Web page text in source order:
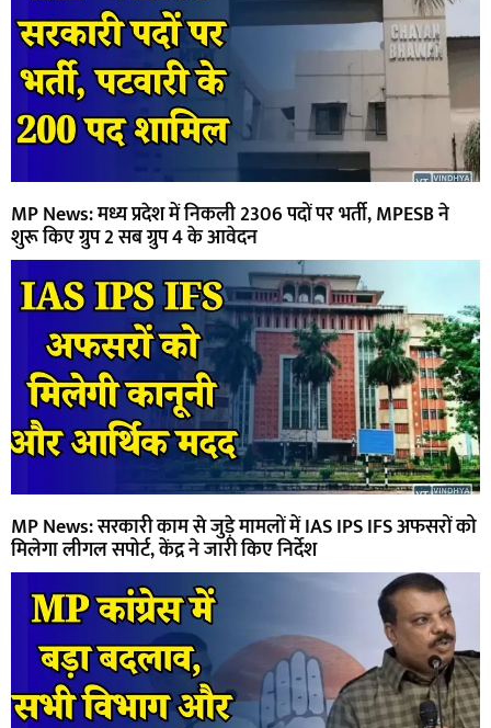
MP News: मध्य प्रदेश में निकली 2306 पदों पर भर्ती, MPESB ने
शुरू किए ग्रुप 2 सब ग्रुप 4 के आवेदन
MP News: सरकारी काम से जुड़े मामलों में IAS IPS IFS अफसरों को
मिलेगा लीगल सपोर्ट, केंद्र ने जारी किए निर्देश